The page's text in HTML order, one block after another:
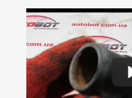
Golf V Plus (5М1)
Golf VI (5K1)
Golf VI Cabrio (517)
Golf VI Variant (AJ5)